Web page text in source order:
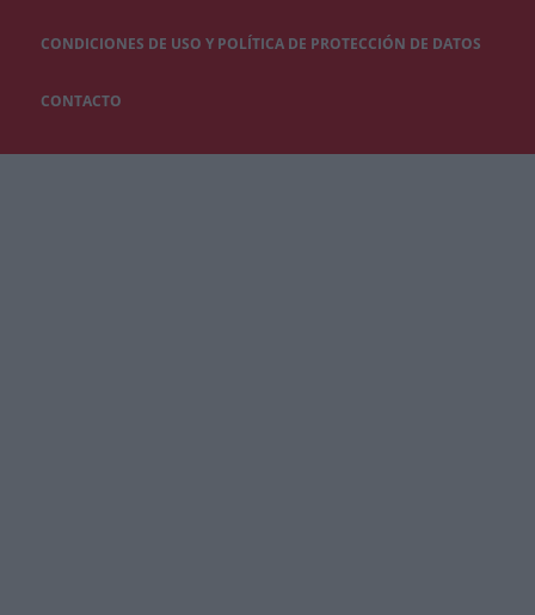
CONDICIONES DE USO Y POLÍTICA DE PROTECCIÓN DE DATOS
CONTACTO